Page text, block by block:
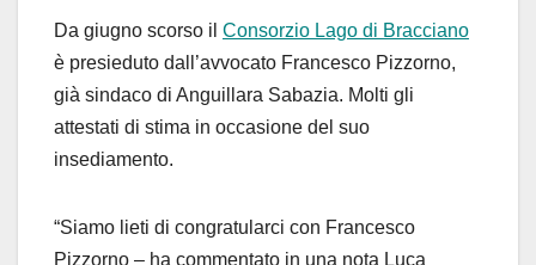
Da giugno scorso il Consorzio Lago di Bracciano
è presieduto dall’avvocato Francesco Pizzorno,
già sindaco di Anguillara Sabazia. Molti gli
attestati di stima in occasione del suo
insediamento.
“Siamo lieti di congratularci con Francesco
Pizzorno – ha commentato in una nota Luca